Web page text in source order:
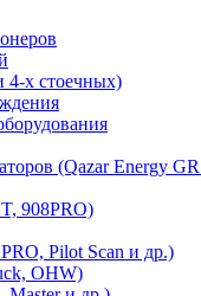
х стоечных)
(Qazar Energy
908PRO)
Pilot Scan и др.)
OHW)